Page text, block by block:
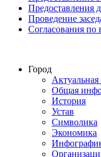
Предоставления
Проведение
Согласования по
Город
Общая
История
Устав
Символика
Экономика